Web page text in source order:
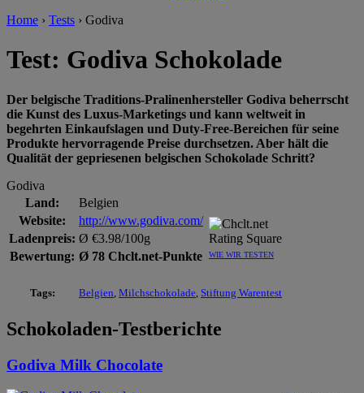
Home › Tests › Godiva
Test: Godiva Schokolade
Der belgische Traditions-Pralinenhersteller Godiva beherrscht
die Kunst des Luxus-Marketings und kann weltweit in
begehrten Einkaufslagen und Duty-Free-Bereichen für seine
Produkte hervorragende Preise durchsetzen. Aber hält die
Qualität der gepriesenen belgischen Schokolade Schritt?
Godiva
Land:
Belgien
WIE WIR TESTEN
Website:
http://www.godiva.com/
Ladenpreis: Ø €3.98/100g
Bewertung: Ø 78 Chclt.net-Punkte
Tags: Belgien Milchschokolade Stiftung Warentest
Schokoladen-Testberichte
Godiva Milk Chocolate